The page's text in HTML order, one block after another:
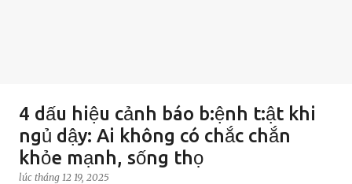
4 dấu hiệu cảnh báo b:ệnh t:ật khi
ngủ dậy: Ai không có chắc chắn
khỏe mạnh, sống thọ
lúc tháng 12 19, 2025